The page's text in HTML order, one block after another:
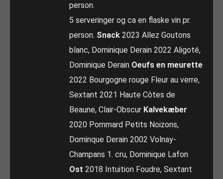
person.
5 serveringer og ca en flaske vin pr.
person. Snack 2023 Allez Goutons
blanc, Dominique Derain 2022 Aligoté,
Dominique Derain Oeufs en meurette
2022 Bourgogne rouge Fleur au verre,
Sextant 2021 Haute Côtes de
Beaune, Clair-Obscur Kalvekæber
2020 Pommard Petits Noizons,
Dominque Derain 2002 Volnay-
Champans 1. cru, Dominique Lafon
Ost 2018 Intuition Foudre, Sextant